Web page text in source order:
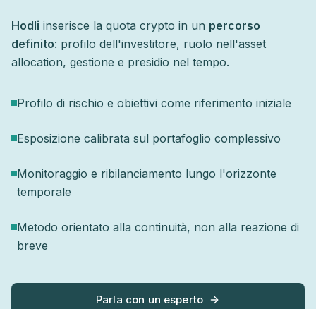
Hodli inserisce la quota crypto in un percorso
definito: profilo dell'investitore, ruolo nell'asset
allocation, gestione e presidio nel tempo.
Profilo di rischio e obiettivi come riferimento iniziale
Esposizione calibrata sul portafoglio complessivo
Monitoraggio e ribilanciamento lungo l'orizzonte
temporale
Metodo orientato alla continuità, non alla reazione di
breve
Parla con un esperto